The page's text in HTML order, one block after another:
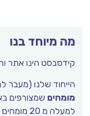
מה מיוחד בנו
קידסבסט הינו אתר
הייחוד שלנו (מעבר
מומחים שמצורפים
למעלה מ